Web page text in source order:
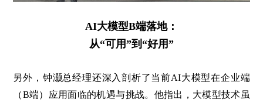
AI大模型B端落地：
从“可用”到“好用”
另外，钟灏总经理还深入剖析了当前AI大模型在企业端
（B端）应用面临的机遇与挑战。他指出，大模型技术虽